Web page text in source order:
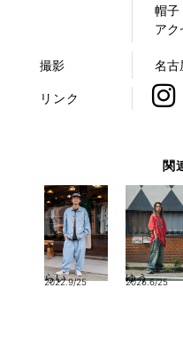
帽
ア
撮影 名古
リンク
関
らい
2022.9/25 ゆう
2025.6/25